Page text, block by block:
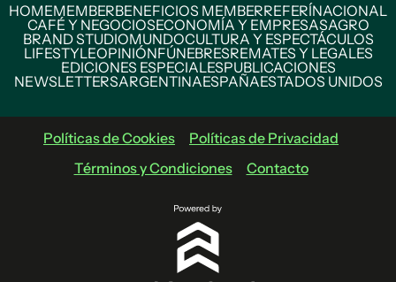
HOMEMEMBERBENEFICIOS MEMBERREFERÍNACIONAL
CAFÉ Y NEGOCIOSECONOMÍA Y EMPRESASAGRO
BRAND STUDIOMUNDOCULTURA Y ESPECTÁCULOS
LIFESTYLEOPINIÓNFÚNEBRESREMATES Y LEGALES
EDICIONES ESPECIALESPUBLICACIONES
NEWSLETTERSARGENTINAESPAÑAESTADOS UNIDOS
Políticas de Cookies
Políticas de Privacidad
Términos y Condiciones
Contacto